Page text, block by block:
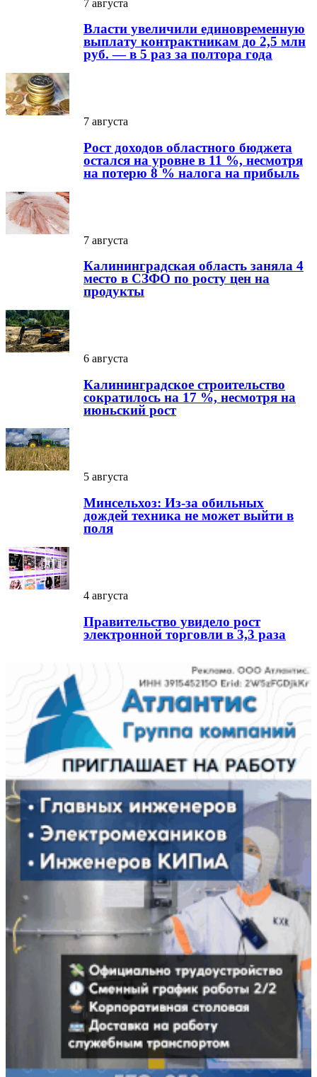
7 августа
Власти увеличили единовременную
выплату контрактникам до 2,5 млн
руб. — в 5 раз за полтора года
7 августа
Рост доходов областного бюджета
остался на уровне в 11 %, несмотря
на потерю 8 % налога на прибыль
7 августа
Калининградская область заняла 4
место в СЗФО по росту цен на
продукты
6 августа
Калининградское строительство
сократилось на 17 %, несмотря на
июньский рост
5 августа
Минсельхоз: Из-за обильных
дождей техника не может выйти в
поля
4 августа
Правительство увидело рост
электронной торговли в 3,3 раза